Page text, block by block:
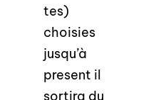
tes)
choisies
jusqu’à
present il
sortira du